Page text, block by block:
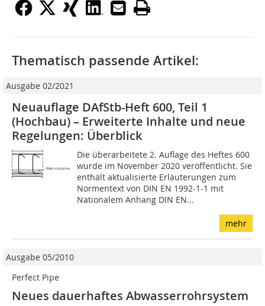
Thematisch passende Artikel:
Ausgabe 02/2021
Neuauflage DAfStb-Heft 600, Teil 1
(Hochbau) – Erweiterte Inhalte und neue
Regelungen: Überblick
Die überarbeitete 2. Auflage des Heftes 600
wurde im November 2020 veröffentlicht. Sie
enthält aktualisierte Erläuterungen zum
Normentext von DIN EN 1992-1-1 mit
Nationalem Anhang DIN EN...
mehr
Ausgabe 05/2010
Perfect Pipe
Neues dauerhaftes Abwasserrohrsystem